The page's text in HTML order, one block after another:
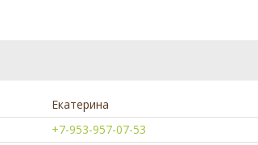
Екатерина
+7-953-957-07-53